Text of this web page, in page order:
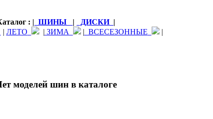
: | ШИНЫ | ДИСКИ |
| ЛЕТО | ЗИМА | ВСЕСЕЗОННЫЕ |
моделей шин в каталоге